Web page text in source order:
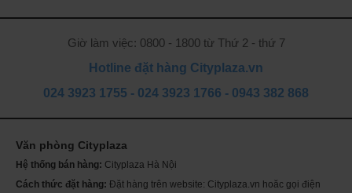
Giờ làm việc: 0800 - 1800 từ Thứ 2 - thứ 7
Hotline đặt hàng Cityplaza.vn
024 3923 1755 - 024 3923 1766 - 0943 382 868
Văn phòng Cityplaza
Hệ thống bán hàng: Cityplaza Hà Nội
Cách thức đặt hàng: Đặt hàng trên website: Cityplaza.vn hoăc gọi điện